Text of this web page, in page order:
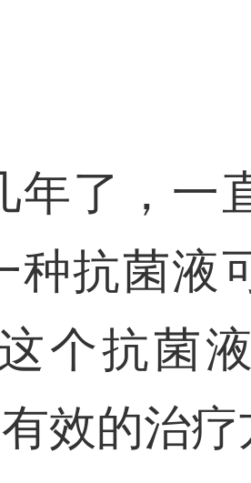
年了，一
种抗菌液
个抗菌
效的治